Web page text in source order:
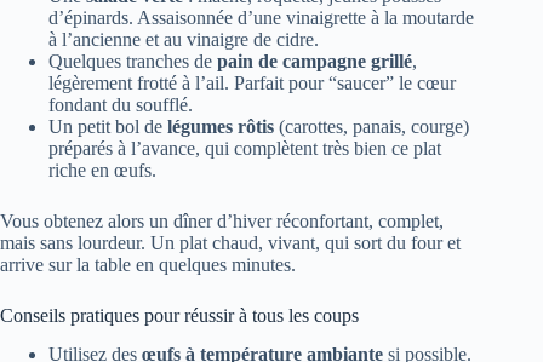
d’épinards. Assaisonnée d’une vinaigrette à la moutarde
à l’ancienne et au vinaigre de cidre.
Quelques tranches de pain de campagne grillé,
légèrement frotté à l’ail. Parfait pour “saucer” le cœur
fondant du soufflé.
Un petit bol de légumes rôtis (carottes, panais, courge)
préparés à l’avance, qui complètent très bien ce plat
riche en œufs.
Vous obtenez alors un dîner d’hiver réconfortant, complet,
mais sans lourdeur. Un plat chaud, vivant, qui sort du four et
arrive sur la table en quelques minutes.
Conseils pratiques pour réussir à tous les coups
Utilisez des œufs à température ambiante si possible.